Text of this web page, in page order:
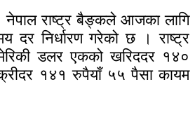
नेपाल राष्ट्र बैङ्कले आजका लागि
दर निर्धारण गरेको छ । राष्ट्र
डलर एकको खरिददर १४०
१४१ रुपैयाँ ५५ पैसा कायम